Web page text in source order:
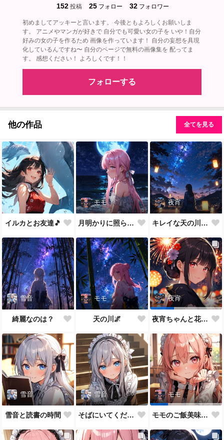
152 投稿 25 フォロー 32 フォロワー
初めましてアッキーと言います。 今後ともよろしくお願いしま
す。 アニメやマンガが好きで 自分でも可愛い女の子を いや！自分
好みの女の子を作るため 画像を作っています！ 自分の妄想を具現
化しているんですね〜 自分のページで無料の画像集を 配ってま
す。 感想ください！ よろしくです！！
フォローする
他の作品 全てを見る
イルカとお友達🎵
モモ
月明かりに照らされて🎵
夜宵
キレイな天の川が一面に…
雪音
綺麗なのは？
モモ
天の川🌌
夜宵
夜宵ちゃんと花火大会
雪音
雪音と読書の時間
雪音
そばにいてください♥
モモ
モモのご飯美味しい？